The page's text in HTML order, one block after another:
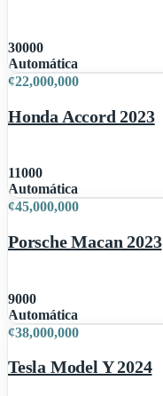
30000
Automática
1
¢22,000,000
Honda Accord 2023
11000
Automática
1
¢45,000,000
Porsche Macan 2023
9000
Automática
1
¢38,000,000
Tesla Model Y 2024